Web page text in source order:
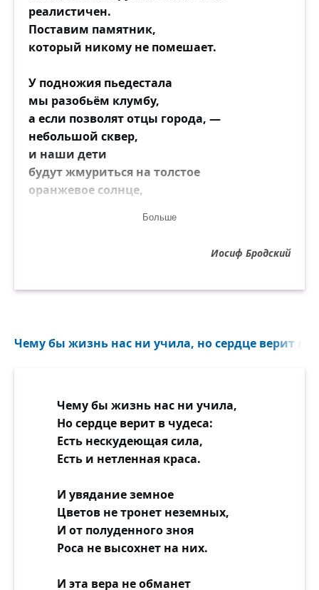
реалистичен.
Поставим памятник,
который никому не помешает.
У подножия пьедестала
мы разобьём клумбу,
а если позволят отцы города, —
небольшой сквер,
и наши дети
будут жмуриться на толстое
оранжевое солнце,
за признанного мыслителя,
У подножия пьедестала — ручаюсь —
Поставим памятник,
будут любоваться его величественным
силуэтом.
В сквере
будут устраиваться свидания.
мимо которого мы будем спешить на
работу,
около которого
будут фотографироваться иностранцы.
прожекторами.
Больше
Иосиф Бродский
Чему бы жизнь нас ни учила, но сердце верит в
Чему бы жизнь нас ни учила,
Но сердце верит в чудеса:
Есть нескудеющая сила,
Есть и нетленная краса.
И увядание земное
Цветов не тронет неземных,
И от полуденного зноя
Роса не высохнет на них.
И эта вера не обманет